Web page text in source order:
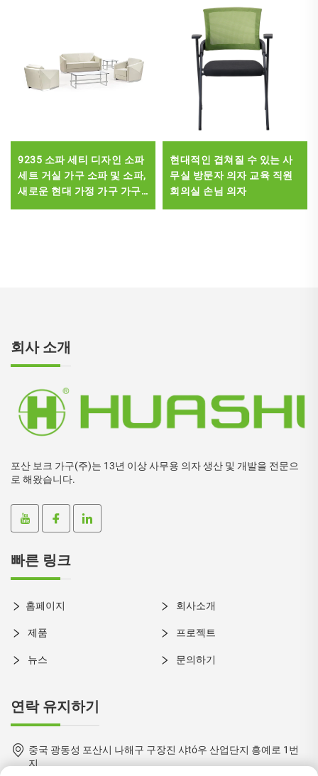
9235 소파 세티 디자인 소파
세트 거실 가구 소파 및 소파,
새로운 현대 가정 가구 가구
현대적인 겹쳐질 수 있는 사
무실 방문자 의자 교육 직원
회의실 손님 의자
회사 소개
포산 보크 가구(주)는 13년 이상 사무용 의자 생산 및 개발을 전문으
로 해왔습니다.
빠른 링크
홈페이지 회사소개
제품 프로젝트
뉴스 문의하기
연락 유지하기
중국 광동성 포산시 나해구 구장진 샤tó우 산업단지 흥예로 1번
지